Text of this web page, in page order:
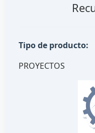
Tipo de producto:
PROYECTOS